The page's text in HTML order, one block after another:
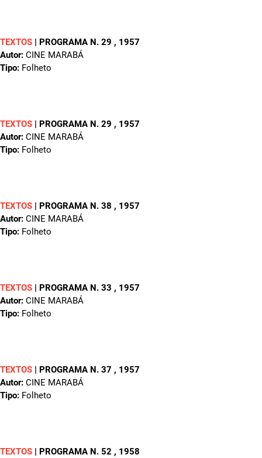
TEXTOS | PROGRAMA N. 29 , 1957
Autor: CINE MARABÁ
Tipo: Folheto
TEXTOS | PROGRAMA N. 29 , 1957
Autor: CINE MARABÁ
Tipo: Folheto
TEXTOS | PROGRAMA N. 38 , 1957
Autor: CINE MARABÁ
Tipo: Folheto
TEXTOS | PROGRAMA N. 33 , 1957
Autor: CINE MARABÁ
Tipo: Folheto
TEXTOS | PROGRAMA N. 37 , 1957
Autor: CINE MARABÁ
Tipo: Folheto
TEXTOS | PROGRAMA N. 52 , 1958